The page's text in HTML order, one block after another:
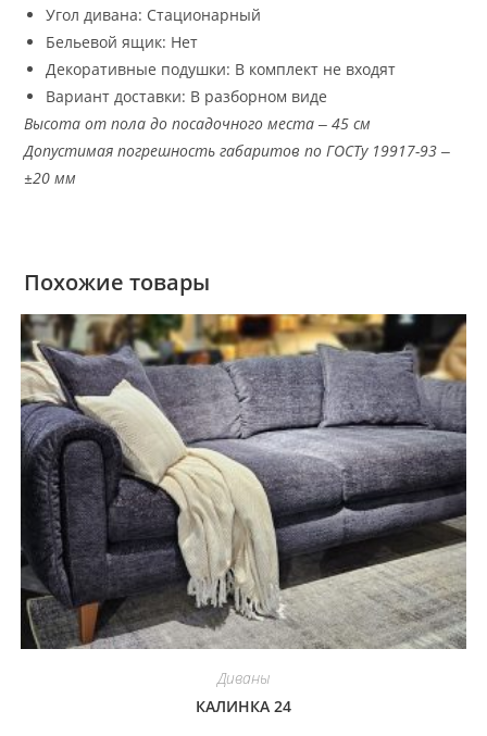
Угол дивана: Стационарный
Бельевой ящик: Нет
Декоративные подушки: В комплект не входят
Вариант доставки: В разборном виде
Высота от пола до посадочного места ‒ 45 см
Допустимая погрешность габаритов по ГОСТу 19917-93 ‒
±20 мм
Похожие товары
Диваны
КАЛИНКА 24